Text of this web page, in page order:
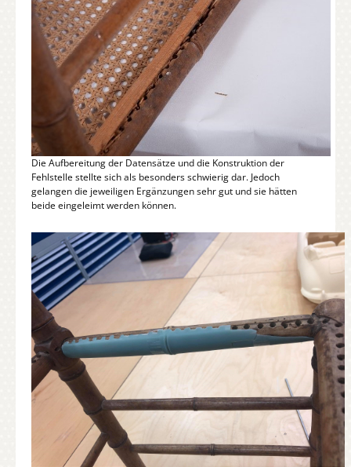
Die Aufbereitung der Datensätze und die Konstruktion der
Fehlstelle stellte sich als besonders schwierig dar. Jedoch
gelangen die jeweiligen Ergänzungen sehr gut und sie hätten
beide eingeleimt werden können.